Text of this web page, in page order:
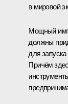
в мировой
Мощный
должны
для
Причём